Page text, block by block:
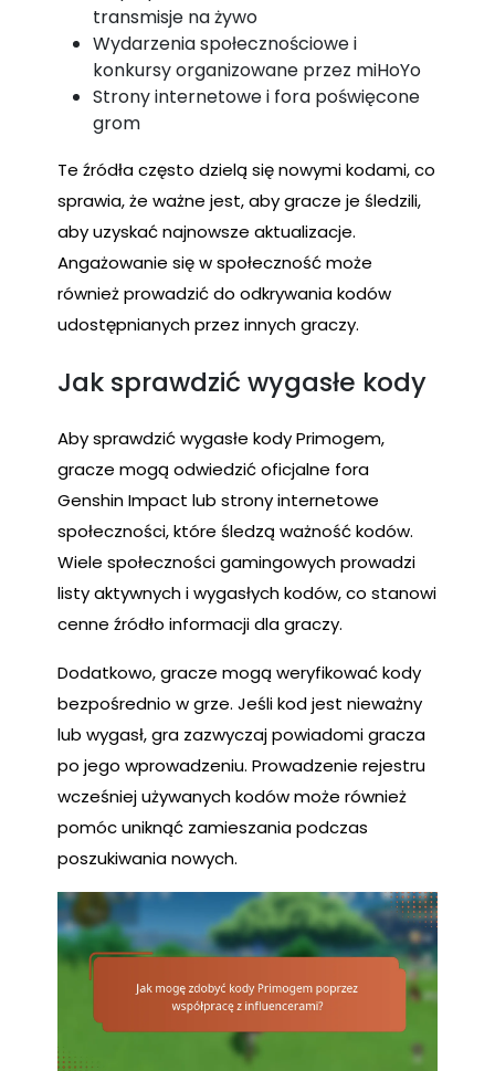
transmisje na żywo
Wydarzenia społecznościowe i
konkursy organizowane przez miHoYo
Strony internetowe i fora poświęcone
grom
Te źródła często dzielą się nowymi kodami, co
sprawia, że ważne jest, aby gracze je śledzili,
aby uzyskać najnowsze aktualizacje.
Angażowanie się w społeczność może
również prowadzić do odkrywania kodów
udostępnianych przez innych graczy.
Jak sprawdzić wygasłe kody
Aby sprawdzić wygasłe kody Primogem,
gracze mogą odwiedzić oficjalne fora
Genshin Impact lub strony internetowe
społeczności, które śledzą ważność kodów.
Wiele społeczności gamingowych prowadzi
listy aktywnych i wygasłych kodów, co stanowi
cenne źródło informacji dla graczy.
Dodatkowo, gracze mogą weryfikować kody
bezpośrednio w grze. Jeśli kod jest nieważny
lub wygasł, gra zazwyczaj powiadomi gracza
po jego wprowadzeniu. Prowadzenie rejestru
wcześniej używanych kodów może również
pomóc uniknąć zamieszania podczas
poszukiwania nowych.